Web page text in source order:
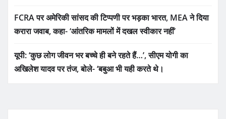
FCRA पर अमेरिकी सांसद की टिप्पणी पर भड़का भारत, MEA ने दिया
करारा जवाब, कहा- ‘आंतरिक मामलों में दखल स्वीकार नहीं’
यूपी: ‘कुछ लोग जीवन भर बच्चे ही बने रहते हैं…’, सीएम योगी का
अखिलेश यादव पर तंज, बोले- ‘बबुआ भी यही करते थे।